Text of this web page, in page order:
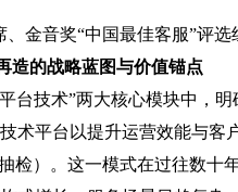
金音奖“中国最佳客服”评
的战略蓝图与价值锚点
台技术”两大核心模块中，
术平台以提升运营效能与客
检）。这一模式在过往数十